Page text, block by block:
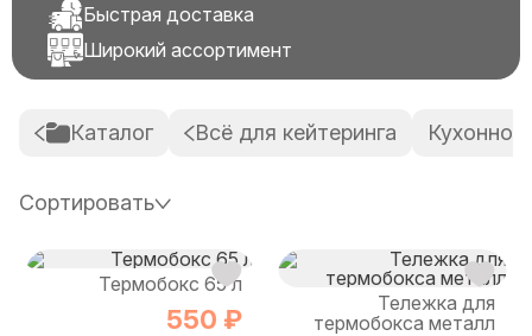
Быстрая доставка
Широкий ассортимент
Каталог Всё для кейтеринга
Сортировать
Термобокс 65 л
550 ₽
Тележка для
термобокса металл